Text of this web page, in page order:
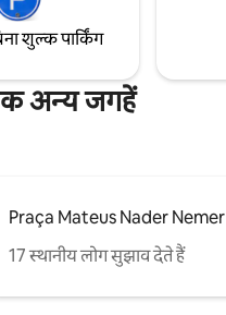
शुल्क पार्किंग
अन्य जगहें
Praça Mateus Nader Nemer
17 स्थानीय लोग सुझाव देते हैं